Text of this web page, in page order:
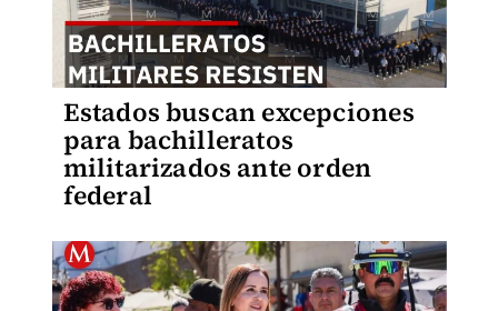
Estados buscan excepciones
para bachilleratos
militarizados ante orden
federal